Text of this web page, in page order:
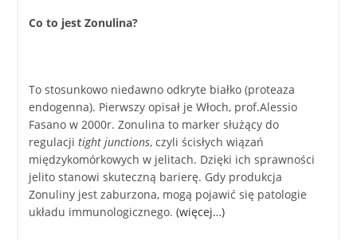
Co to jest Zonulina?
To stosunkowo niedawno odkryte białko (proteaza
endogenna). Pierwszy opisał je Włoch, prof.Alessio
Fasano w 2000r. Zonulina to marker służący do
regulacji tight junctions, czyli ścisłych wiązań
międzykomórkowych w jelitach. Dzięki ich sprawności
jelito stanowi skuteczną barierę. Gdy produkcja
Zonuliny jest zaburzona, mogą pojawić się patologie
układu immunologicznego. (więcej…)